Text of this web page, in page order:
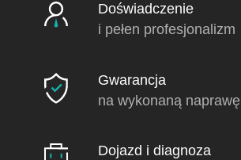
Doświadczenie
i pełen profesjonalizm
Gwarancja
na wykonaną naprawę
Dojazd i diagnoza